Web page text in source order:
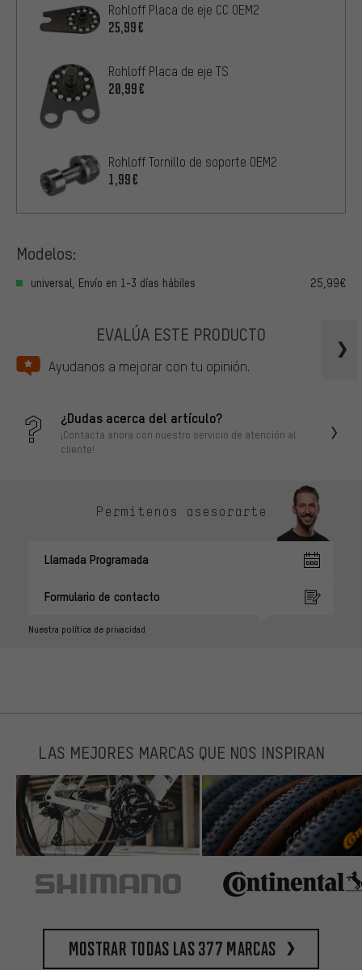
Rohloff Placa de eje CC OEM2
25,99€
Rohloff Placa de eje TS
20,99€
Rohloff Tornillo de soporte OEM2
1,99€
Modelos:
universal, Envío en 1-3 días hábiles 25,99€
EVALÚA ESTE PRODUCTO
Ayudanos a mejorar con tu opinión.
¿Dudas acerca del artículo?
¡Contacta ahora con nuestro servicio de atención al
cliente!
Permítenos asesorarte
Llamada Programada
Formulario de contacto
Nuestra política de privacidad
LAS MEJORES MARCAS QUE NOS INSPIRAN
Mostrar todas las 377 marcas